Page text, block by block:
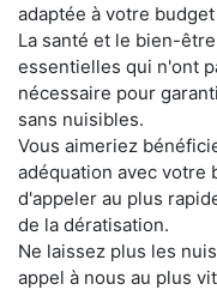
adaptée à votre
La santé et le bien-
essentielles qui n'ont
nécessaire pour
sans nuisibles.
Vous aimeriez
adéquation avec votre
d'appeler au plus
de la dératisation.
Ne laissez plus les
appel à nous au plus